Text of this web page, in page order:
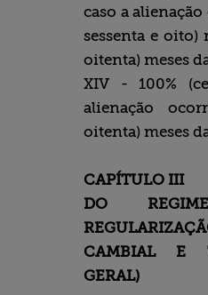
caso a
sessenta e oito)
oitenta) meses
XIV - 100%
alienação
oitenta) meses
CAPÍTULO III
DO
CAMBIAL E
GERAL)